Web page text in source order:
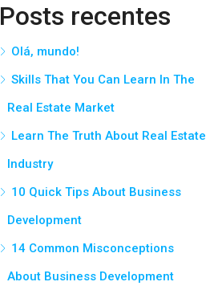
Posts recentes
Olá, mundo!
Skills That You Can Learn In The
Real Estate Market
Learn The Truth About Real Estate
Industry
10 Quick Tips About Business
Development
14 Common Misconceptions
About Business Development